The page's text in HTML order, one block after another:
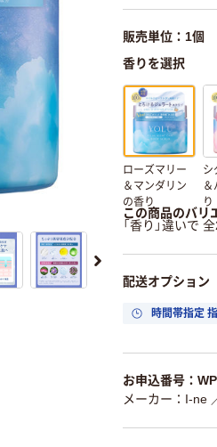
販売単位：1個
香りを選択
ローズマリー
＆マンダリン
の香り
シ
＆
り
この商品のバリ
「香り」違いで
配送オプション
時間帯指定
お申込番号：
メーカー：I-ne